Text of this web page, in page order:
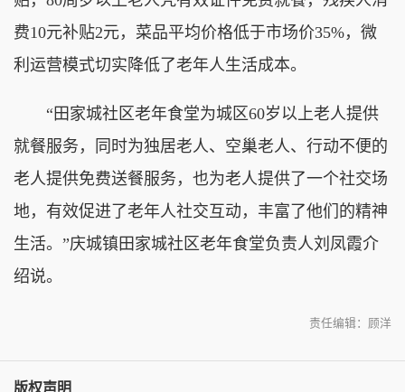
费10元补贴2元，菜品平均价格低于市场价35%，微
利运营模式切实降低了老年人生活成本。
“田家城社区老年食堂为城区60岁以上老人提供
就餐服务，同时为独居老人、空巢老人、行动不便的
老人提供免费送餐服务，也为老人提供了一个社交场
地，有效促进了老年人社交互动，丰富了他们的精神
生活。”庆城镇田家城社区老年食堂负责人刘凤霞介
绍说。
责任编辑：顾洋
版权声明